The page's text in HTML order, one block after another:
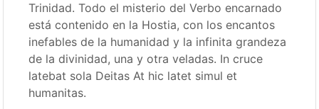
Trinidad. Todo el misterio del Verbo encarnado
está contenido en la Hostia, con los encantos
inefables de la humanidad y la infinita grandeza
de la divinidad, una y otra veladas. In cruce
latebat sola Deitas At hic latet simul et
humanitas.